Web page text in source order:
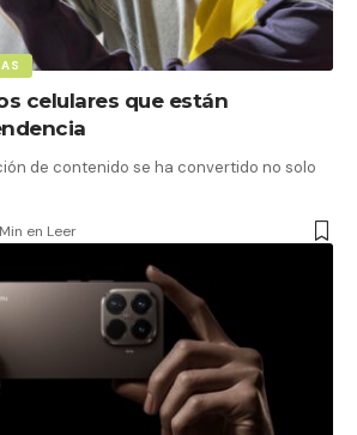
celulares que están
de contenido se ha convertido no solo
en Leer